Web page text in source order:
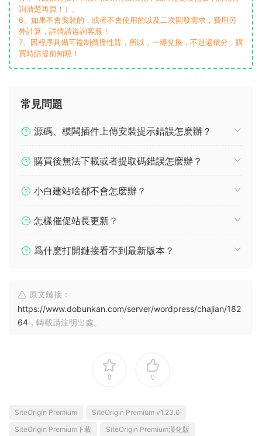
詢清楚再買！）。
6、如果不會安裝的，或者不會使用的以及二次開發需求，費用另
外計算，詳情請咨詢客服！
7、因程序具備可複制傳播性質，所以，一經兌換，不退還積分，購
買時請提前知曉！
常見問題
源碼、模闆插件上傳安裝提示錯誤怎麽辦？
購買後無法下載或者提取碼錯誤怎麽辦？
小白建站啥都不會怎麽辦？
怎樣催促站長更新？
爲什麽打開鏈接看不到最新版本？
原文鏈接：
https://www.dobunkan.com/server/wordpress/chajian/182
64 ，轉載請注明出處。
0 0
SiteOrigin Premium
SiteOrigin Premium v1.23.0
SiteOrigin Premium下載
SiteOrigin Premium漢化版